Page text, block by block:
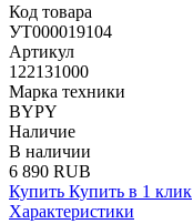
Код товара
УТ000019104
Артикул
122131000
Марка техники
BYPY
Наличие
В наличии
6 890 RUB
Купить Купить в 1 клик
Характеристики